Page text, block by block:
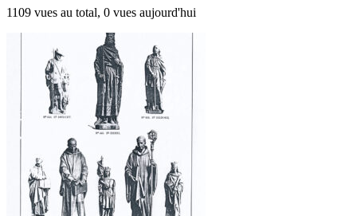
1109 vues au total, 0 vues aujourd'hui